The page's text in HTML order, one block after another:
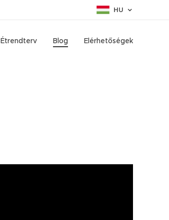
HU
Étrendterv Blog Elérhetőségek